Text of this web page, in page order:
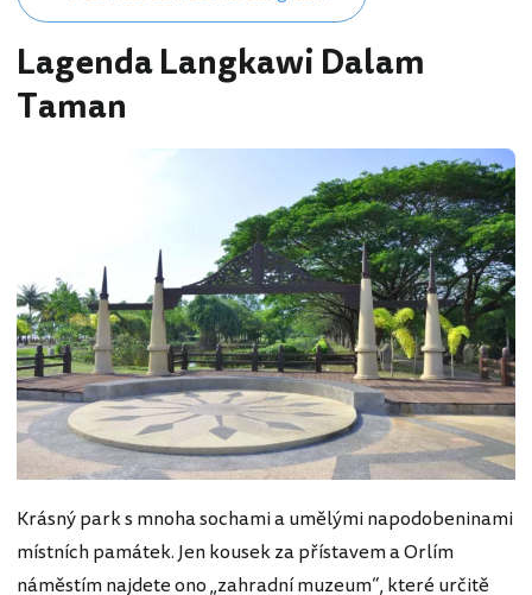
Lagenda Langkawi Dalam
Taman
Krásný park s mnoha sochami a umělými napodobeninami
místních památek. Jen kousek za přístavem a Orlím
náměstím najdete ono „zahradní muzeum“, které určitě